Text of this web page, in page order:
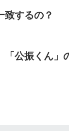
致するの？
「公振くん」